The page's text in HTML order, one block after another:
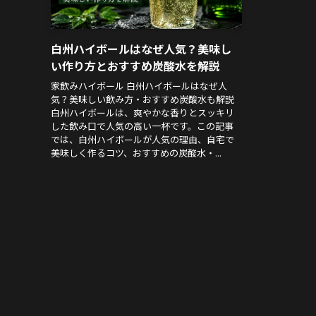
白州ハイボールはなぜ人気？美味し
い作り方とおすすめ炭酸水を解説
家飲みハイボール 白州ハイボールはなぜ人
気？美味しい飲み方・おすすめ炭酸水も解説
白州ハイボールは、爽やかな香りとスッキリ
した飲み口で人気の高い一杯です。この記事
では、白州ハイボールが人気の理由、自宅で
美味しく作るコツ、おすすめの炭酸水・...